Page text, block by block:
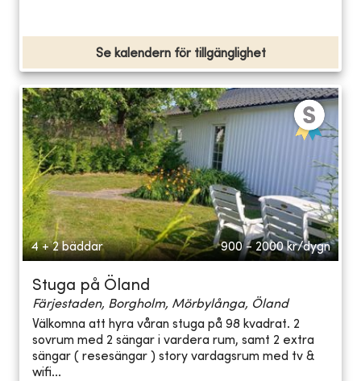
Se kalendern för tillgänglighet
4 + 2 bäddar 900 - 2000 kr/dygn
Stuga på Öland
Färjestaden, Borgholm, Mörbylånga, Öland
Välkomna att hyra våran stuga på 98 kvadrat. 2
sovrum med 2 sängar i vardera rum, samt 2 extra
sängar ( resesängar ) story vardagsrum med tv &
wifi...